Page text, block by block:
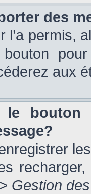
des
l’a
aux
bouton
Gestion